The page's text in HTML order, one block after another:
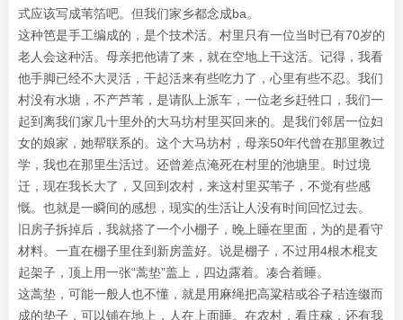
式应该写成苇箔吧。但我们家乡都念成ba。
这种笆是手工编成的，是个技术活。村里只有一位当时已有70岁的
老人会这种活。母亲把他请了来，就在空地上干这活。记得，我看
他手脚已经不大灵活，干起活来有些吃力了，心里有些不忍。我们
村没有水塘，不产芦苇，是请队上派车，一位老乡赶牲口，我们一
起到离我们家几十里外的大马坊村里买回来的。是我们邻居一位妇
女的娘家，她帮联系的。这个大马坊村，母亲50年代曾在那里教过
学，我也在那里生活过。还曾差点淹死在村里的池塘里。时过境
迁，现在我长大了，又回到农村，来这村里买苇子，不觉有些感
慨。也就是一瞬间的感想，现实的生活让人没有时间回忆过去。
旧房子拆掉后，我就搭了一个小棚子，晚上睡在里面，为的是看守
材料。一直在棚子里住到新房盖好。说是棚子，不过用4根木棍支
起架子，顶上用一张“蒿垫”盖上，四边露着。凑合着睡。
这蒿垫，可能一般人也不懂，就是用麻绳把高粱秸或谷子秸连缀而
成的垫子，可以铺在地上，人在上面睡。在农村，看庄稼，还有我